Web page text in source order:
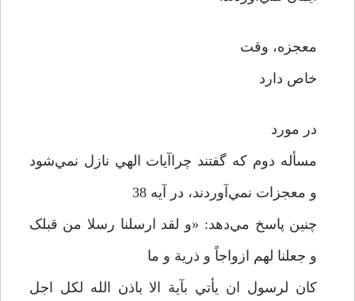
معجزه، وقت
خاص دارد
در مورد
مسأله دوم که گفتند چراآيات الهي نازل نمي‌شود
و معجزات نمي‌آوردند، در آيه 38
چنين پاسخ مي‌دهد: «و لقد ارسلنا رسلا من قبلک
و جعلنا لهم ازواجاً و ذرية و ما
کان لرسول ان يأتي بآية الا باذن الله لکل اجل